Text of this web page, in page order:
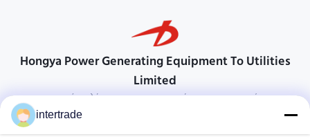
Hongya Power Generating Equipment To Utilities
Limited
προσαρμοσμένες λύσεις για να ανταποκρίνονται στις απαιτήσεις των
intertrade